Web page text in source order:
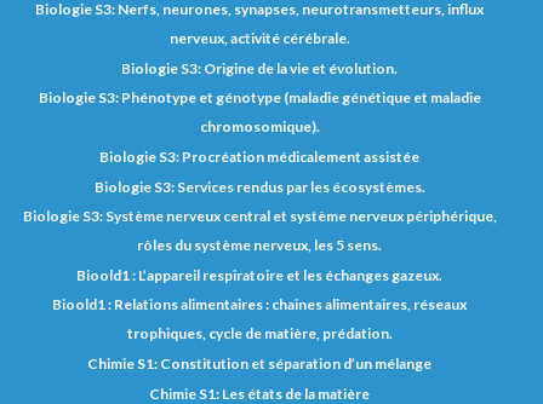
Biologie S3: Nerfs, neurones, synapses, neurotransmetteurs, influx
nerveux, activité cérébrale.
Biologie S3: Origine de la vie et évolution.
Biologie S3: Phénotype et génotype (maladie génétique et maladie
chromosomique).
Biologie S3: Procréation médicalement assistée
Biologie S3: Services rendus par les écosystèmes.
Biologie S3: Système nerveux central et système nerveux périphérique,
rôles du système nerveux, les 5 sens.
Bioold1 : L’appareil respiratoire et les échanges gazeux.
Bioold1 : Relations alimentaires : chaines alimentaires, réseaux
trophiques, cycle de matière, prédation.
Chimie S1: Constitution et séparation d’un mélange
Chimie S1: Les états de la matière